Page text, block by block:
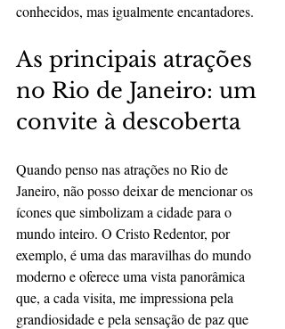
conhecidos, mas igualmente encantadores.
As principais atrações
no Rio de Janeiro: um
convite à descoberta
Quando penso nas atrações no Rio de
Janeiro, não posso deixar de mencionar os
ícones que simbolizam a cidade para o
mundo inteiro. O Cristo Redentor, por
exemplo, é uma das maravilhas do mundo
moderno e oferece uma vista panorâmica
que, a cada visita, me impressiona pela
grandiosidade e pela sensação de paz que